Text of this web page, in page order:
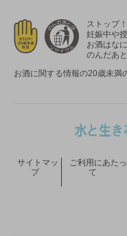
ストップ
妊娠中や
お酒はな
のんだあ
お酒に関する情報の20歳未満
サイトマッ
プ
ご利用にあたっ
て